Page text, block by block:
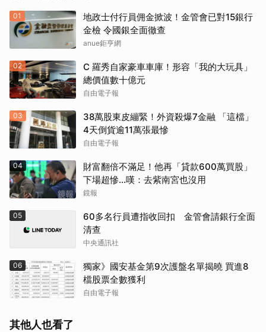
01
地政士付行員佣金掀波！金管會已對15銀行
金檢 令國銀全面徹查
anue鉅亨網
02
C 羅秀自家豪車車庫！形容「我的大玩具」
總價值數十億元
自由電子報
03
38萬股東皮繃緊！外資殺爆7金融 「這檔」
4天倒貨逾11萬張最慘
自由電子報
04
財富翻倍不滿足！他再「貸款600萬買股」
下場超慘...嘆：去紫南宮也沒用
鏡報
05
60多名行員遭指收回扣 金管會請銀行全面
清查
中央通訊社
06
獨家》國安基金第9次護盤名單揭曉 買進8
檔股票全數獲利
自由電子報
其他人也看了